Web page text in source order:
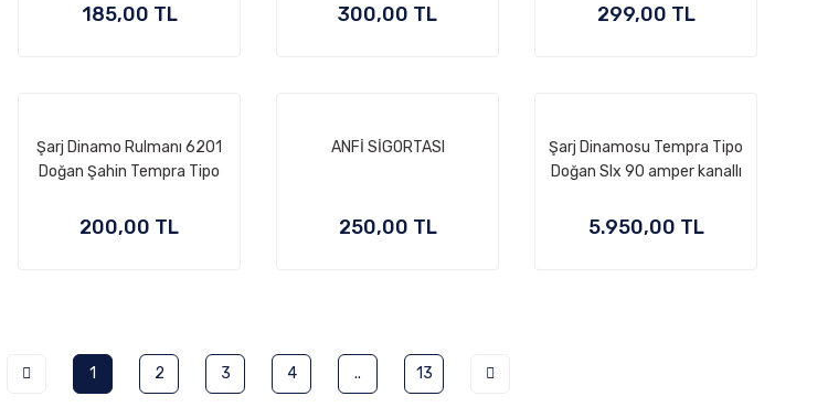
185,00 TL 300,00 TL 299,00 TL
Şarj Dinamo Rulmanı 6201
Doğan Şahin Tempra Tipo
200,00 TL
ANFİ SİGORTASI
250,00 TL
Şarj Dinamosu Tempra Tipo
Doğan Slx 90 amper kanallı
5.950,00 TL
1 2 3 4 .. 13